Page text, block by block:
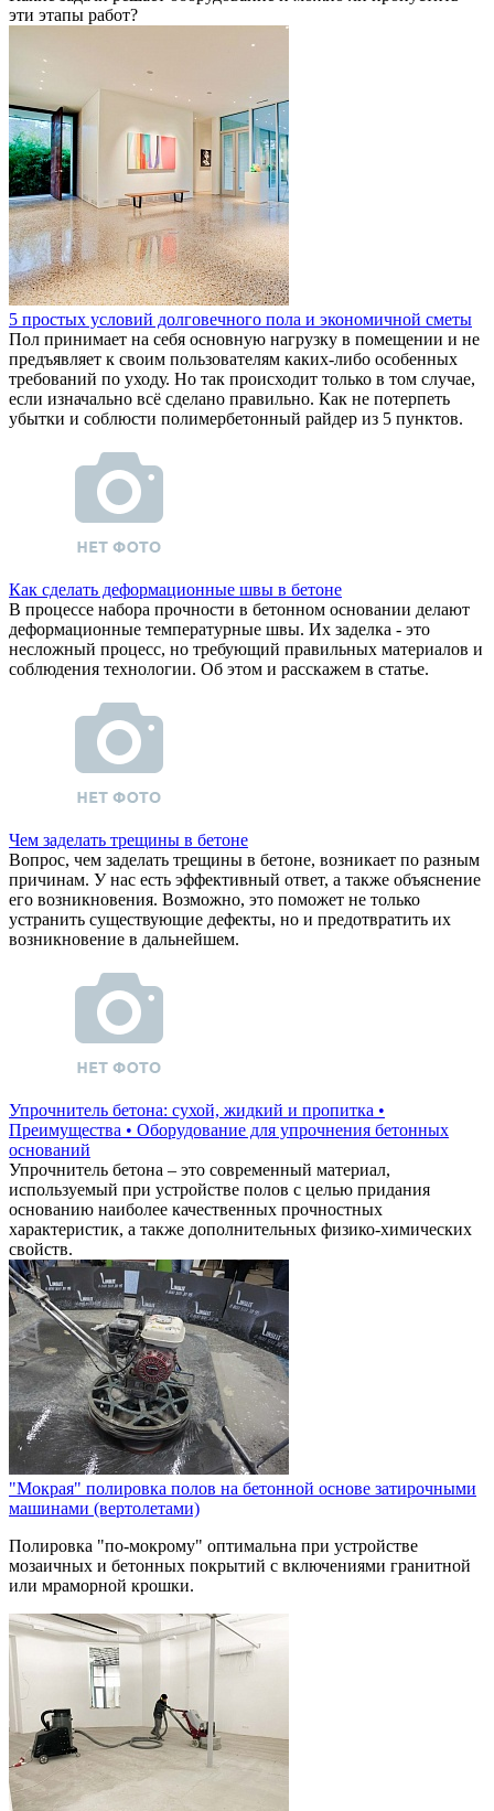
эти этапы работ?
5 простых условий долговечного пола и экономичной сметы
Пол принимает на себя основную нагрузку в помещении и не
предъявляет к своим пользователям каких-либо особенных
требований по уходу. Но так происходит только в том случае,
если изначально всё сделано правильно. Как не потерпеть
убытки и соблюсти полимербетонный райдер из 5 пунктов.
Как сделать деформационные швы в бетоне
В процессе набора прочности в бетонном основании делают
деформационные температурные швы. Их заделка - это
несложный процесс, но требующий правильных материалов и
соблюдения технологии. Об этом и расскажем в статье.
Чем заделать трещины в бетоне
Вопрос, чем заделать трещины в бетоне, возникает по разным
причинам. У нас есть эффективный ответ, а также объяснение
его возникновения. Возможно, это поможет не только
устранить существующие дефекты, но и предотвратить их
возникновение в дальнейшем.
Упрочнитель бетона: сухой, жидкий и пропитка •
Преимущества • Оборудование для упрочнения бетонных
оснований
Упрочнитель бетона – это современный материал,
используемый при устройстве полов с целью придания
основанию наиболее качественных прочностных
характеристик, а также дополнительных физико-химических
свойств.
"Мокрая" полировка полов на бетонной основе затирочными
машинами (вертолетами)
Полировка "по-мокрому" оптимальна при устройстве
мозаичных и бетонных покрытий с включениями гранитной
или мраморной крошки.